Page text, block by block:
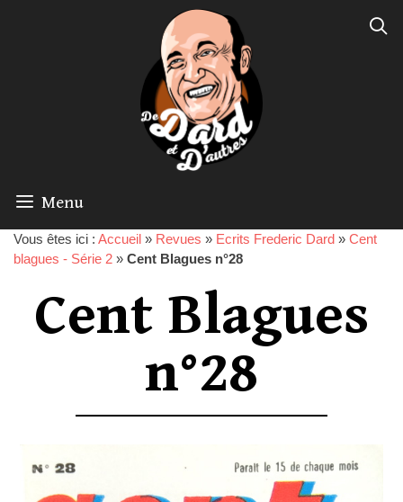
Menu
Vous êtes ici : Accueil » Revues » Ecrits Frederic Dard » Cent
blagues - Série 2 » Cent Blagues n°28
Cent Blagues
n°28